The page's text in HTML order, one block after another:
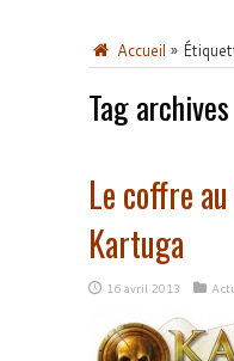
Accueil »
Tag
Le coffre
Kartuga
16 avril 2013